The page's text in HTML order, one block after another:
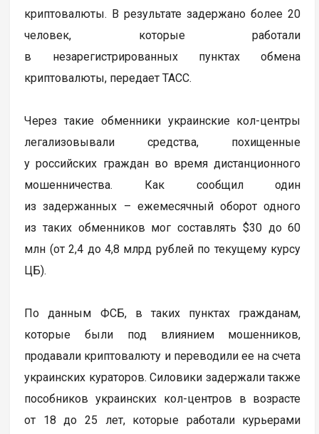
криптовалюты. В результате задержано более 20
человек, которые работали
в незарегистрированных пунктах обмена
криптовалюты, передает ТАСС.
Через такие обменники украинские кол-центры
легализовывали средства, похищенные
у российских граждан во время дистанционного
мошенничества. Как сообщил один
из задержанных – ежемесячный оборот одного
из таких обменников мог составлять $30 до 60
млн (от 2,4 до 4,8 млрд рублей по текущему курсу
ЦБ).
По данным ФСБ, в таких пунктах гражданам,
которые были под влиянием мошенников,
продавали криптовалюту и переводили ее на счета
украинских кураторов. Силовики задержали также
пособников украинских кол-центров в возрасте
от 18 до 25 лет, которые работали курьерами